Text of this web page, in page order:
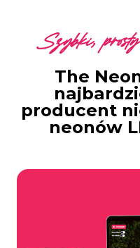
Szybki,
The
producent
neonów